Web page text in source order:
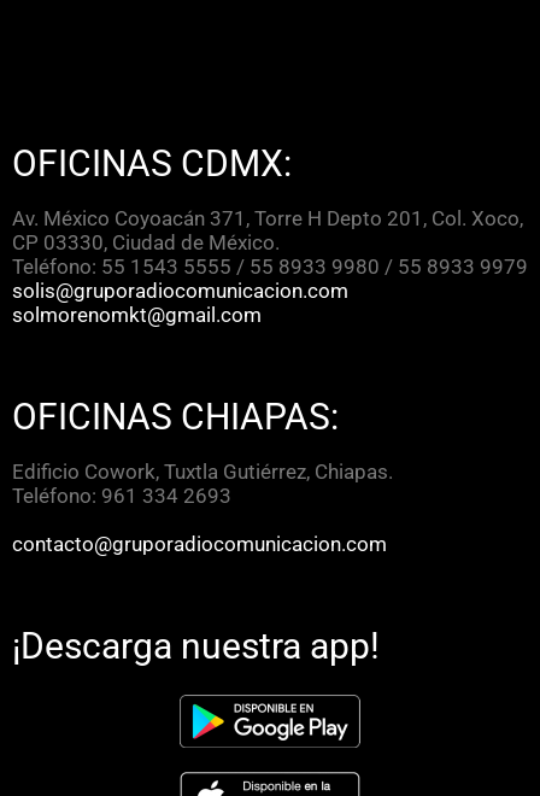
OFICINAS CDMX:
Av. México Coyoacán 371, Torre H Depto 201, Col. Xoco,
CP 03330, Ciudad de México.
Teléfono: 55 1543 5555 / 55 8933 9980 / 55 8933 9979
solis@gruporadiocomunicacion.com
solmorenomkt@gmail.com
OFICINAS CHIAPAS:
Edificio Cowork, Tuxtla Gutiérrez, Chiapas.
Teléfono: 961 334 2693
contacto@gruporadiocomunicacion.com
¡Descarga nuestra app!